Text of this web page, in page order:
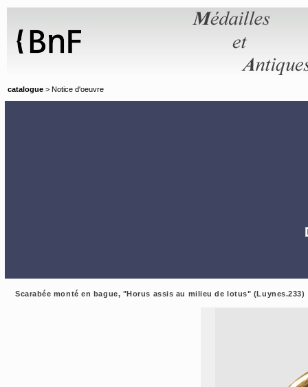
catalogue > Notice d'oeuvre
Scarabée monté en bague, "Horus assis au milieu de lotus" (Luynes.233)